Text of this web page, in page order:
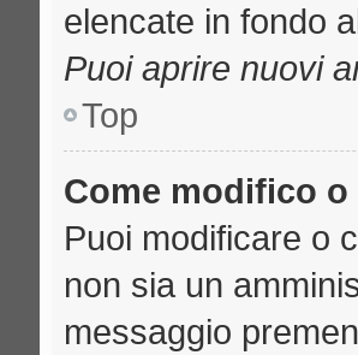
elencate in fondo
Puoi aprire nuovi
Top
Come modifico
Puoi modificare o
non sia un
messaggio